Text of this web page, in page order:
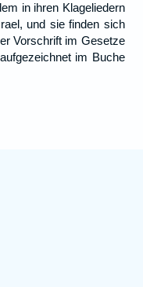
in ihren Klageliedern
und sie finden sich
Vorschrift im Gesetze
im Buche